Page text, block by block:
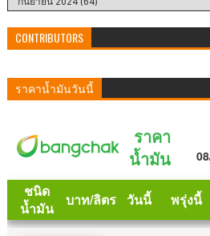
CONTRIBUTORS
ราคาน้ำมันวันนี้